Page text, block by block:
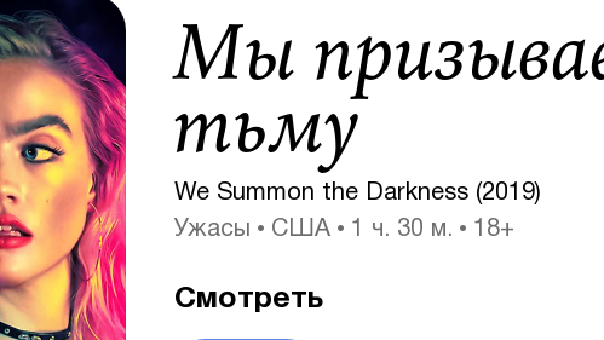
Статьи
Сериалы
Новости
Подборки
Рецензии
О нас
Авторы
Мы
тьму
We Summon the Darkness (2019)
Ужасы
США 1 ч. 30 м. 18+
Смотреть